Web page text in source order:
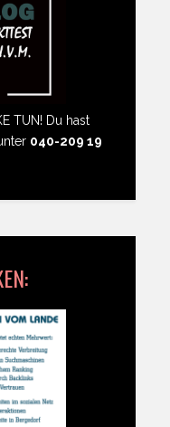
TUN! Du hast
040-209 19